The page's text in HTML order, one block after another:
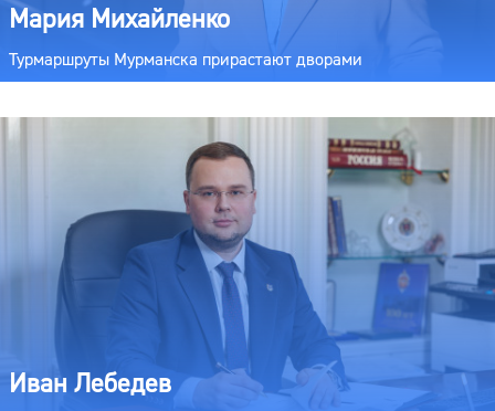
Мария Михайленко
Турмаршруты Мурманска прирастают дворами
Иван Лебедев